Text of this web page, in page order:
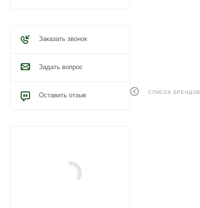
СПИСОК БРЕНДОВ
Заказать звонок
Задать вопрос
Оставить отзыв